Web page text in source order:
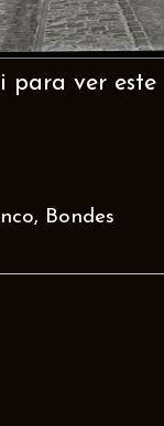
para ver
, Bondes